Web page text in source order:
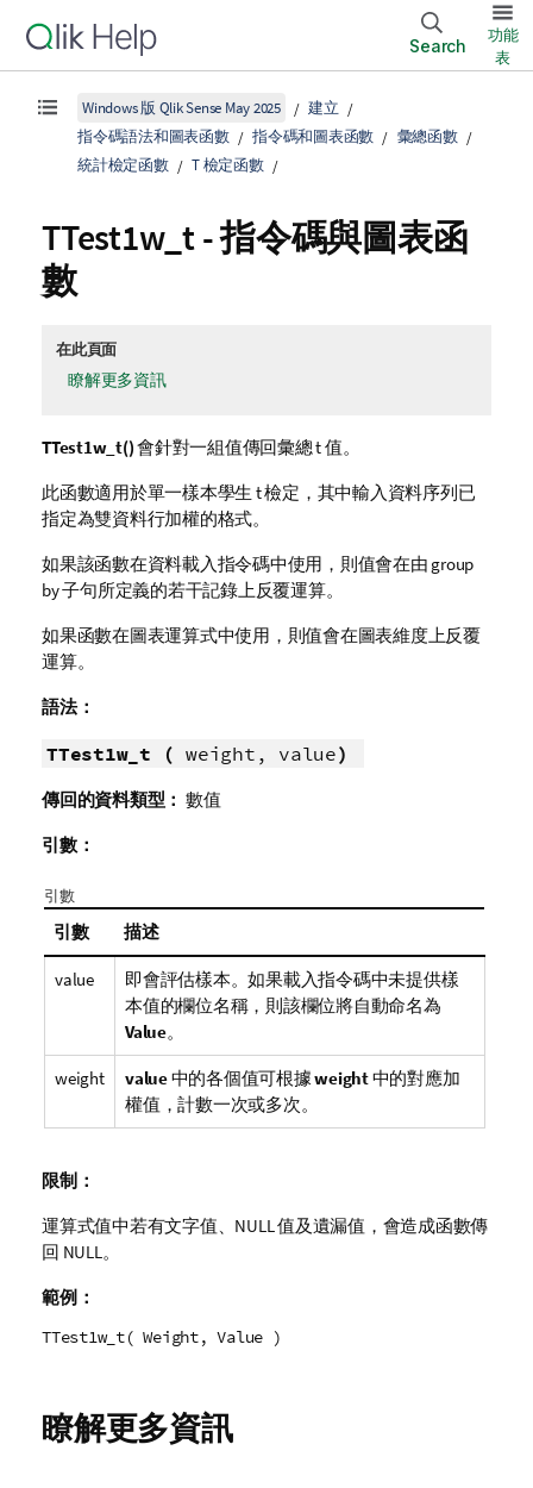
Search
功能
表
Windows 版 Qlik Sense May 2025
建立
指令碼語法和圖表函數
指令碼和圖表函數
彙總函數
統計檢定函數
T 檢定函數
TTest1w_t- 指令碼與圖表函
數
在此頁面
瞭解更多資訊
TTest1w_t()會針對一組值傳回彙總 t 值。
此函數適用於單一樣本學生 t 檢定，其中輸入資料序列已
指定為雙資料行加權的格式。
如果該函數在資料載入指令碼中使用，則值會在由 group
by 子句所定義的若干記錄上反覆運算。
如果函數在圖表運算式中使用，則值會在圖表維度上反覆
運算。
語法：
TTest1w_t ( weight, value)
傳回的資料類型： 數值
引數：
引數
引數 描述
value
即會評估樣本。如果載入指令碼中未提供樣
本值的欄位名稱，則該欄位將自動命名為
Value。
weight value中的各個值可根據weight中的對應加
權值，計數一次或多次。
限制：
運算式值中若有文字值、 NULL值及遺漏值，會造成函數傳
回 NULL。
範例：
TTest1w_t( Weight, Value )
瞭解更多資訊